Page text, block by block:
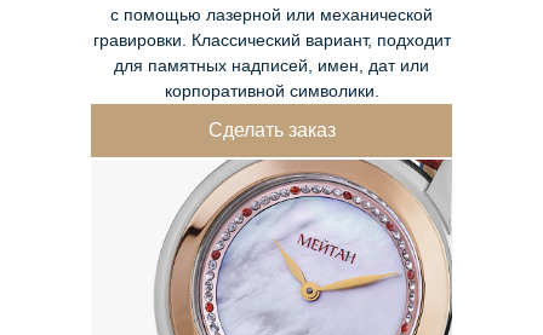
с помощью лазерной или механической
гравировки. Классический вариант, подходит
для памятных надписей, имен, дат или
корпоративной символики.
Сделать заказ